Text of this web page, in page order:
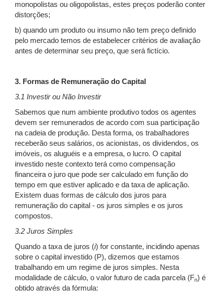
monopolistas ou oligopolistas, estes preços poderão conter
distorções;
b) quando um produto ou insumo não tem preço definido
pelo mercado temos de estabelecer critérios de avaliação
antes de determinar seu preço, que será fictício.
3. Formas de Remuneração do Capital
3.1 Investir ou Não Investir
Sabemos que num ambiente produtivo todos os agentes
devem ser remunerados de acordo com sua participação
na cadeia de produção. Desta forma, os trabalhadores
receberão seus salários, os acionistas, os dividendos, os
imóveis, os aluguéis e a empresa, o lucro. O capital
investido neste contexto terá como compensação
financeira o juro que pode ser calculado em função do
tempo em que estiver aplicado e da taxa de aplicação.
Existem duas formas de cálculo dos juros para
remuneração do capital - os juros simples e os juros
compostos.
3.2 Juros Simples
Quando a taxa de juros (i) for constante, incidindo apenas
sobre o capital investido (P), dizemos que estamos
trabalhando em um regime de juros simples. Nesta
modalidade de cálculo, o valor futuro de cada parcela (Fn) é
obtido através da fórmula: